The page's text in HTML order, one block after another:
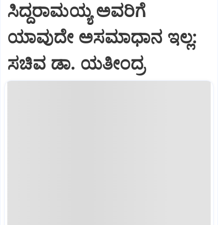
ಸಿದ್ದರಾಮಯ್ಯ ಅವರಿಗೆ
ಯಾವುದೇ ಅಸಮಾಧಾನ ಇಲ್ಲ:
ಸಚಿವ ಡಾ. ಯತೀಂದ್ರ